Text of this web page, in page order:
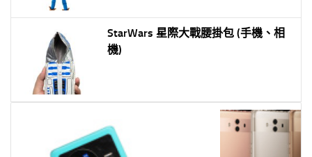
StarWars 星際大戰腰掛包 (手機、相
機)